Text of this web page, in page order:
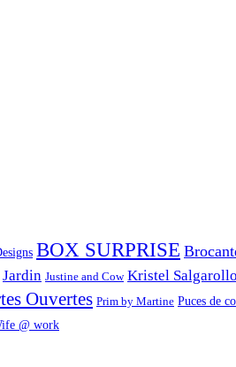
BOX SURPRISE
Jardin Justine and Cow Kristel Salgarollo
Ouvertes Prim by Martine Puces de
@ work